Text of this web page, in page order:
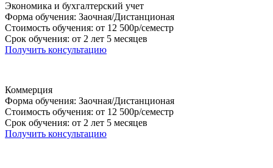
Экономика и бухгалтерский учет
Форма обучения: Заочная/Дистанционая
Стоимость обучения: от 12 500р/семестр
Срок обучения: от 2 лет 5 месяцев
Получить консультацию
Коммерция
Форма обучения: Заочная/Дистанционая
Стоимость обучения: от 12 500р/семестр
Срок обучения: от 2 лет 5 месяцев
Получить консультацию